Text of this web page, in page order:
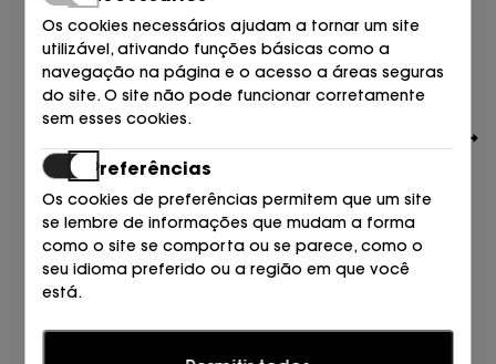
LÓPEZ
PALA TRENZADA ESLABON VERDE ESMERALDA
Os cookies necessários ajudam a tornar um site
utilizável, ativando funções básicas como a
navegação na página e o acesso a áreas seguras
do site. O site não pode funcionar corretamente
sem esses cookies.
Preferências
Os cookies de preferências permitem que um site
se lembre de informações que mudam a forma
como o site se comporta ou se parece, como o
seu idioma preferido ou a região em que você
está.